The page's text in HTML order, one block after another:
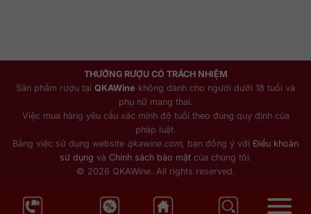
THƯỞNG RƯỢU CÓ TRÁCH NHIỆM
Sản phẩm rượu tại QKAWine không dành cho người dưới 18 tuổi và
phụ nữ mang thai.
Việc mua hàng yêu cầu xác minh độ tuổi theo đúng quy định của
pháp luật.
Bằng việc sử dụng website qkawine.com , bạn đồng ý với Điều khoản
sử dụng và Chính sách bảo mậtcủa chúng tôi.
© 2026 QKAWine. All rights reserved.